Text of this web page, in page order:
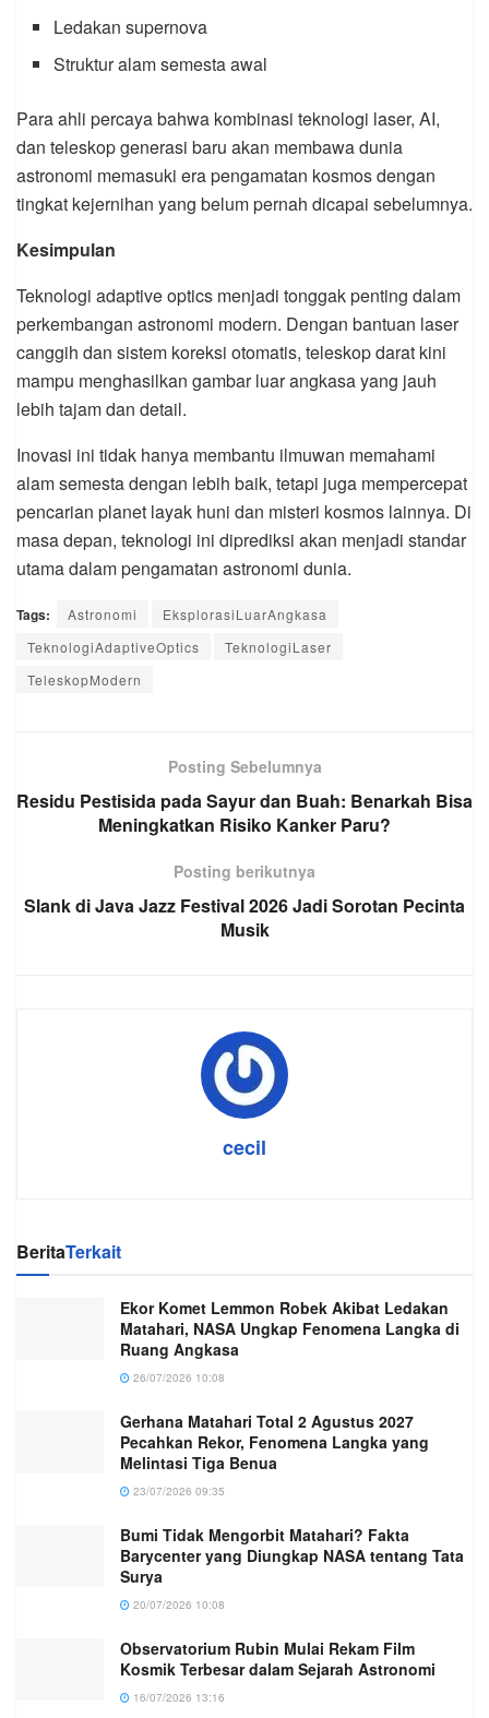
Ledakan supernova
Struktur alam semesta awal
Para ahli percaya bahwa kombinasi teknologi laser, AI,
dan teleskop generasi baru akan membawa dunia
astronomi memasuki era pengamatan kosmos dengan
tingkat kejernihan yang belum pernah dicapai sebelumnya.
Kesimpulan
Teknologi adaptive optics menjadi tonggak penting dalam
perkembangan astronomi modern. Dengan bantuan laser
canggih dan sistem koreksi otomatis, teleskop darat kini
mampu menghasilkan gambar luar angkasa yang jauh
lebih tajam dan detail.
Inovasi ini tidak hanya membantu ilmuwan memahami
alam semesta dengan lebih baik, tetapi juga mempercepat
pencarian planet layak huni dan misteri kosmos lainnya. Di
masa depan, teknologi ini diprediksi akan menjadi standar
utama dalam pengamatan astronomi dunia.
Tags: Astronomi
EksplorasiLuarAngkasa
TeknologiAdaptiveOptics
TeknologiLaser
TeleskopModern
Posting Sebelumnya
Residu Pestisida pada Sayur dan Buah: Benarkah Bisa
Meningkatkan Risiko Kanker Paru?
Posting berikutnya
Slank di Java Jazz Festival 2026 Jadi Sorotan Pecinta
Musik
cecil
BeritaTerkait
Ekor Komet Lemmon Robek Akibat Ledakan
Matahari, NASA Ungkap Fenomena Langka di
Ruang Angkasa
26/07/2026 10:08
Gerhana Matahari Total 2 Agustus 2027
Pecahkan Rekor, Fenomena Langka yang
Melintasi Tiga Benua
23/07/2026 09:35
Bumi Tidak Mengorbit Matahari? Fakta
Barycenter yang Diungkap NASA tentang Tata
Surya
20/07/2026 10:08
Observatorium Rubin Mulai Rekam Film
Kosmik Terbesar dalam Sejarah Astronomi
16/07/2026 13:16